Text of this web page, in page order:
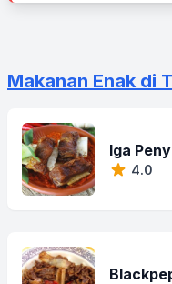
Makanan Enak di
Iga
4.0